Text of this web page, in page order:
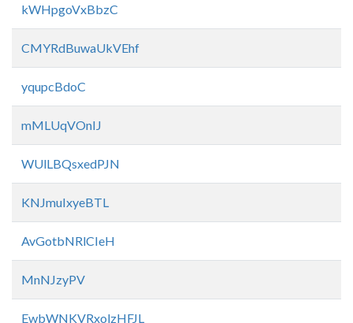
kWHpgoVxBbzC
CMYRdBuwaUkVEhf
yqupcBdoC
mMLUqVOnIJ
WUlLBQsxedPJN
KNJmuIxyeBTL
AvGotbNRlCIeH
MnNJzyPV
EwbWNKVRxolzHFJL